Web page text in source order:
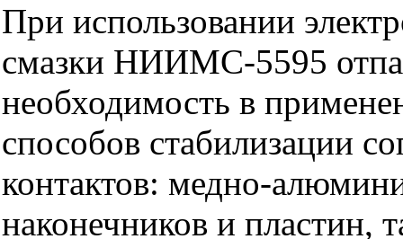
При использовании
смазки НИИМС-5595
необходимость в
способов стабилизации
контактов: медно-
наконечников и пластин,